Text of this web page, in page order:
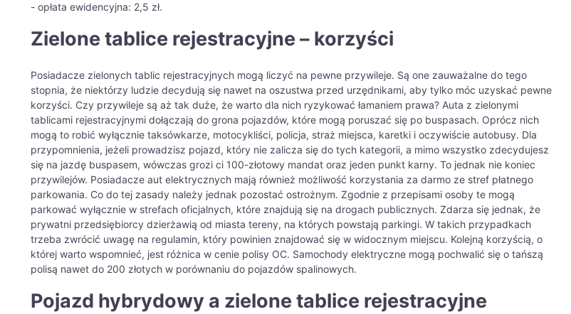
- opłata ewidencyjna: 2,5 zł.
Zielone tablice rejestracyjne – korzyści
Posiadacze zielonych tablic rejestracyjnych mogą liczyć na pewne przywileje. Są one zauważalne do tego
stopnia, że niektórzy ludzie decydują się nawet na oszustwa przed urzędnikami, aby tylko móc uzyskać pewne
korzyści. Czy przywileje są aż tak duże, że warto dla nich ryzykować łamaniem prawa? Auta z zielonymi
tablicami rejestracyjnymi dołączają do grona pojazdów, które mogą poruszać się po buspasach. Oprócz nich
mogą to robić wyłącznie taksówkarze, motocykliści, policja, straż miejsca, karetki i oczywiście autobusy. Dla
przypomnienia, jeżeli prowadzisz pojazd, który nie zalicza się do tych kategorii, a mimo wszystko zdecydujesz
się na jazdę buspasem, wówczas grozi ci 100-złotowy mandat oraz jeden punkt karny. To jednak nie koniec
przywilejów. Posiadacze aut elektrycznych mają również możliwość korzystania za darmo ze stref płatnego
parkowania. Co do tej zasady należy jednak pozostać ostrożnym. Zgodnie z przepisami osoby te mogą
parkować wyłącznie w strefach oficjalnych, które znajdują się na drogach publicznych. Zdarza się jednak, że
prywatni przedsiębiorcy dzierżawią od miasta tereny, na których powstają parkingi. W takich przypadkach
trzeba zwrócić uwagę na regulamin, który powinien znajdować się w widocznym miejscu. Kolejną korzyścią, o
której warto wspomnieć, jest różnica w cenie polisy OC. Samochody elektryczne mogą pochwalić się o tańszą
polisą nawet do 200 złotych w porównaniu do pojazdów spalinowych.
Pojazd hybrydowy a zielone tablice rejestracyjne